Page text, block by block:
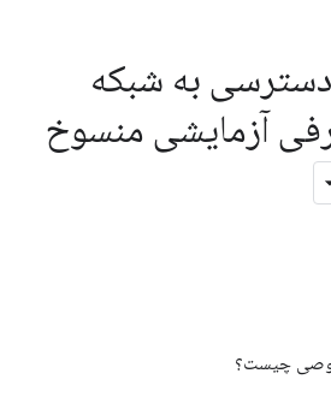
به شبکه
آزمایشی منسوخ
چیست؟